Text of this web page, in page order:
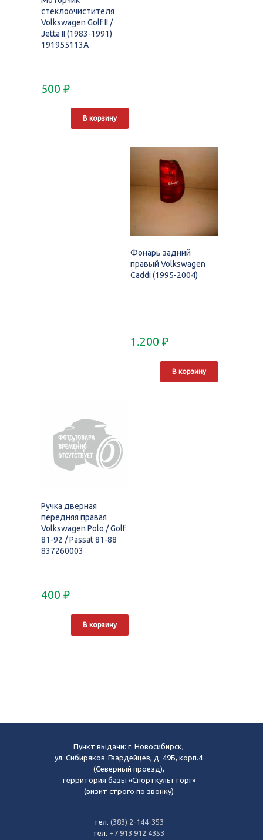
стеклоочистителя
Volkswagen Golf II /
Jetta II (1983-1991)
191955113A
500 ₽
В корзину
Фонарь задний
правый Volkswagen
Caddi (1995-2004)
1.200 ₽
В корзину
Ручка дверная
передняя правая
Volkswagen Polo / Golf
81-92 / Passat 81-88
837260003
400 ₽
В корзину
Пункт выдачи: г. Новосибирск,
ул. Сибиряков-Гвардейцев, д. 49Б, корп.4
(Северный проезд),
территория базы «Спорткультторг»
(визит строго по звонку)
тел. (383) 2-144-353
тел. +7 913 912 4353